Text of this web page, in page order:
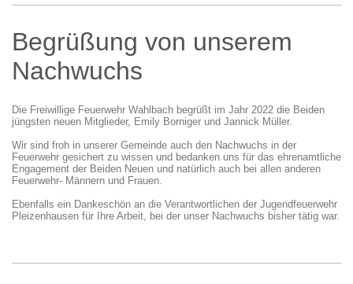
Begrüßung von unserem
Nachwuchs
Die Freiwillige Feuerwehr Wahlbach begrüßt im Jahr 2022 die Beiden
jüngsten neuen Mitglieder, Emily Borniger und Jannick Müller.
Wir sind froh in unserer Gemeinde auch den Nachwuchs in der
Feuerwehr gesichert zu wissen und bedanken uns für das ehrenamtliche
Engagement der Beiden Neuen und natürlich auch bei allen anderen
Feuerwehr- Männern und Frauen.
Ebenfalls ein Dankeschön an die Verantwortlichen der Jugendfeuerwehr
Pleizenhausen für Ihre Arbeit, bei der unser Nachwuchs bisher tätig war.